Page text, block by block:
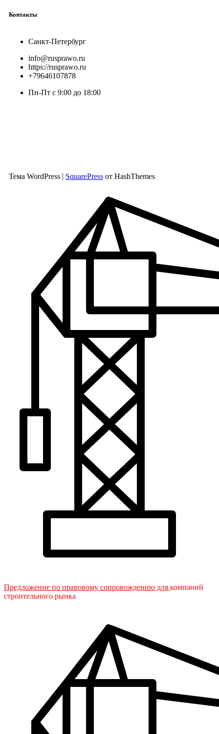
Контакты
+79646107878
info@rusprawo.ru
https://rusprawo.ru
Санкт-Петербург
Пн-Пт с 9:00 до 18:00
Тема WordPress | SquarePress от HashThemes
Предложение по правовому сопровождению для компаний
строительного рынка